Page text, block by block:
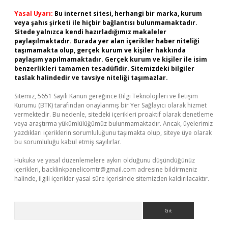
Yasal Uyarı: Bu internet sitesi, herhangi bir marka, kurum
veya şahıs şirketi ile hiçbir bağlantısı bulunmamaktadır.
Sitede yalnızca kendi hazırladığımız makaleler
paylaşılmaktadır. Burada yer alan içerikler haber niteliği
taşımamakta olup, gerçek kurum ve kişiler hakkında
paylaşım yapılmamaktadır. Gerçek kurum ve kişiler ile isim
benzerlikleri tamamen tesadüfidir. Sitemizdeki bilgiler
taslak halindedir ve tavsiye niteliği taşımazlar.
Sitemiz, 5651 Sayılı Kanun gereğince Bilgi Teknolojileri ve İletişim
Kurumu (BTK) tarafından onaylanmış bir Yer Sağlayıcı olarak hizmet
vermektedir. Bu nedenle, sitedeki içerikleri proaktif olarak denetleme
veya araştırma yükümlülüğümüz bulunmamaktadır. Ancak, üyelerimiz
yazdıkları içeriklerin sorumluluğunu taşımakta olup, siteye üye olarak
bu sorumluluğu kabul etmiş sayılırlar.
Hukuka ve yasal düzenlemelere aykırı olduğunu düşündüğünüz
içerikleri, backlinkpanelicomtr@gmail.com adresine bildirmeniz
halinde, ilgili içerikler yasal süre içerisinde sitemizden kaldırılacaktır.